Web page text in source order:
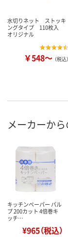
水切りネット ストッキ
ングタイプ 110枚入
オリジナル
￥548～ （税込）
メーカーか
キッチンペーパー パル
プ 200カット 4倍巻キ
ッチ…
¥965（税込）